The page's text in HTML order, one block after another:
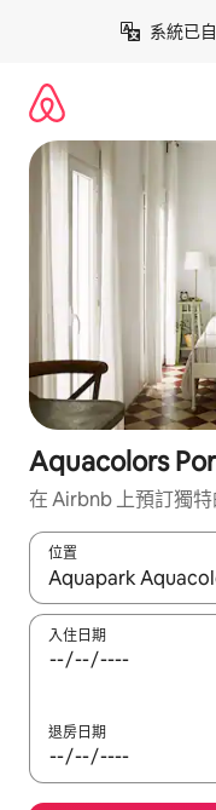
系統已
Aquacolors
在 Airbnb 上預訂獨
位置
如有搜尋結果，瀏覽
入住日期
退房日期